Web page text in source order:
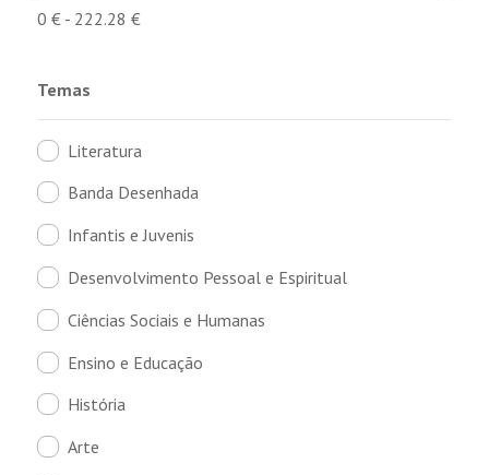
0 €- 222.28 €
Temas
Literatura
Banda Desenhada
Infantis e Juvenis
Desenvolvimento Pessoal e Espiritual
Ciências Sociais e Humanas
Ensino e Educação
História
Arte